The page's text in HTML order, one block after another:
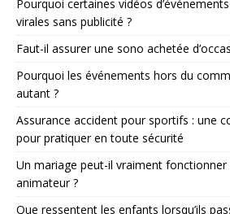
Pourquoi certaines vidéos
virales sans publicité ?
Faut-il assurer une sono achetée
Pourquoi les événements hors du
autant ?
Assurance accident pour sportifs : une
pour pratiquer en toute sécurité
Un mariage peut-il vraiment fonctionner
animateur ?
Que ressentent les enfants lorsqu’ils